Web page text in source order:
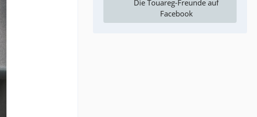
Die Touareg-Freunde auf
Facebook